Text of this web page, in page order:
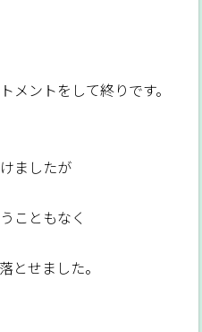
メントをして終りです。
ましたが
こともなく
とせました。